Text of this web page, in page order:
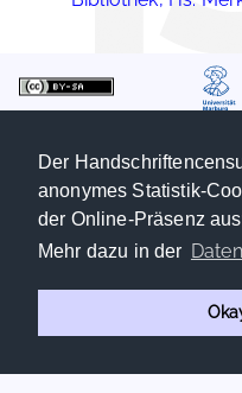
Der
anonymes Statistik-
der Online-Präsenz
Mehr dazu in der